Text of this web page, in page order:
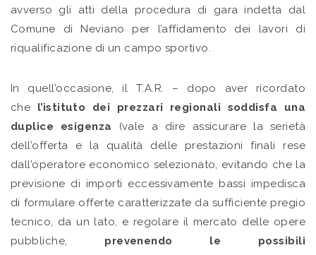
avverso gli atti della procedura di gara indetta dal
Comune di Neviano per l’affidamento dei lavori di
riqualificazione di un campo sportivo.
In quell’occasione, il T.A.R. – dopo aver ricordato
che l’istituto dei prezzari regionali soddisfa una
duplice esigenza (vale a dire assicurare la serietà
dell’offerta e la qualità delle prestazioni finali rese
dall’operatore economico selezionato, evitando che la
previsione di importi eccessivamente bassi impedisca
di formulare offerte caratterizzate da sufficiente pregio
tecnico, da un lato, e regolare il mercato delle opere
pubbliche, prevenendo le possibili